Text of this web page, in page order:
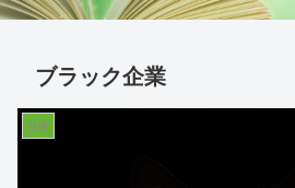
ブラック企業
仕事